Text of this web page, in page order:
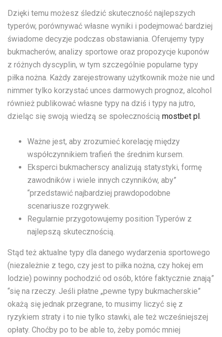
Dzięki temu możesz śledzić skuteczność najlepszych
typerów, porównywać własne wyniki i podejmować bardziej
świadome decyzje podczas obstawiania. Oferujemy typy
bukmacherów, analizy sportowe oraz propozycje kuponów
z różnych dyscyplin, w tym szczególnie popularne typy
piłka nożna. Każdy zarejestrowany użytkownik może nie und
nimmer tylko korzystać unces darmowych prognoz, alcohol
również publikować własne typy na dziś i typy na jutro,
dzieląc się swoją wiedzą se społecznością mostbet pl.
Ważne jest, aby zrozumieć korelację między
współczynnikiem trafień the średnim kursem.
Eksperci bukmacherscy analizują statystyki, formę
zawodników i wiele innych czynników, aby”
“przedstawić najbardziej prawdopodobne
scenariusze rozgrywek.
Regularnie przygotowujemy position Typerów z
najlepszą skutecznością.
Stąd też aktualne typy dla danego wydarzenia sportowego
(niezależnie z tego, czy jest to piłka nożna, czy hokej em
lodzie) powinny pochodzić od osób, które faktycznie znają”
“się na rzeczy. Jeśli płatne „pewne typy bukmacherskie”
okażą się jednak przegrane, to musimy liczyć się z
ryzykiem straty i to nie tylko stawki, ale też wcześniejszej
opłaty. Choćby po to be able to, żeby pomóc mniej